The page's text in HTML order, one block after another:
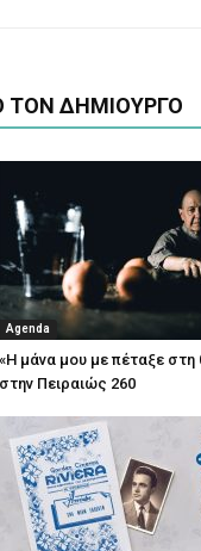
ΤΟΝ ΔΗΜΙΟΥΡΓΟ
Agenda
«Η μάνα μου με πέταξε
στην Πειραιώς 260